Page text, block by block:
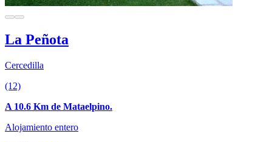
La Peñota
Cercedilla
(12)
A 10.6 Km de Mataelpino.
Alojamiento entero